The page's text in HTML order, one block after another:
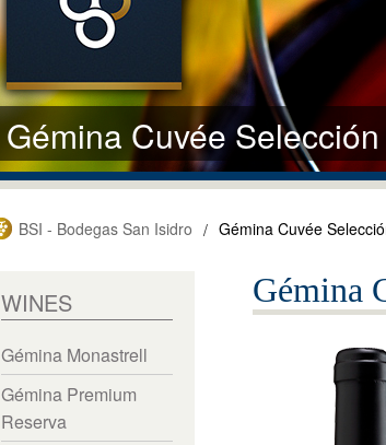
Gémina Cuvée Selección
BSI - Bodegas San Isidro / Gémina Cuvée
WINES
Gémina Monastrell
Gémina Premium
Reserva
Gémina